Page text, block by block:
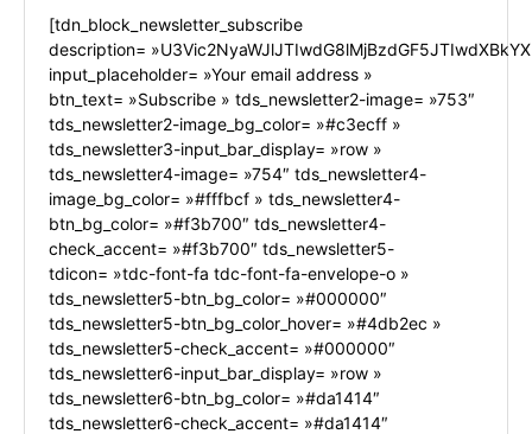
[tdn_block_newsletter_subscribe
description=
input_placeholder= »Your email address »
btn_text= »Subscribe » tds_newsletter2-image= »753″
tds_newsletter2-image_bg_color= »#c3ecff »
tds_newsletter3-input_bar_display= »row »
tds_newsletter4-image= »754″ tds_newsletter4-
image_bg_color= »#fffbcf » tds_newsletter4-
btn_bg_color= »#f3b700″ tds_newsletter4-
check_accent= »#f3b700″ tds_newsletter5-
tdicon= »tdc-font-fa tdc-font-fa-envelope-o »
tds_newsletter5-btn_bg_color= »#000000″
tds_newsletter5-btn_bg_color_hover= »#4db2ec »
tds_newsletter5-check_accent= »#000000″
tds_newsletter6-input_bar_display= »row »
tds_newsletter6-btn_bg_color= »#da1414″
tds_newsletter6-check_accent= »#da1414″